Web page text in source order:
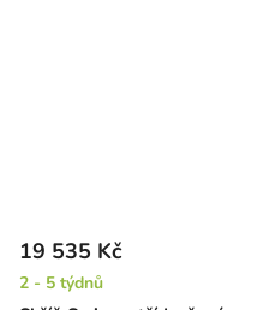
19 535 Kč
2 - 5 týdnů